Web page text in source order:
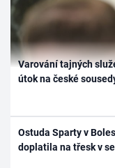
Varování tajných
útok na české
Ostuda Sparty v
doplatila na třesk v